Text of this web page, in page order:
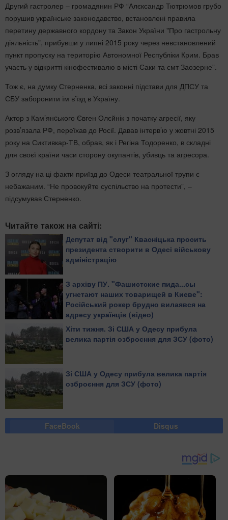
Другий гастролер – громадянин РФ “Алєксандр Тютрюмов грубо
порушив українське законодавство, встановлені правила
перетину державного кордону та Закон України "Про гастрольну
діяльність", прибувши у липні 2015 року через невстановлений
пункт пропуску на територію Автономної Республіки Крим. Брав
участь у відкритті кінофестивалю в місті Саки та смт Заозерне”.
Тож є, на думку Стерненка, всі законні підстави для ДПСУ та
СБУ заборонити їм в’їзд в Україну.
Актор з Кам’янcького Євген Олєйнік з початку агресії, яку
розв’язала РФ, переїхав до Росії. Давав інтерв’ю у жовтні 2015
року на Сиктивкар-ТВ, обрав, як і Регіна Тодоренко, в складні
для своєї країни часи сторону окупантів, убивць та агресора.
З огляду на ці факти приїзд до Одеси театральної трупи є
небажаним. “Не провокуйте суспільство на протести”, –
підсумував Стерненко.
Читайте також на сайті:
Депутат від "слуг" Квасніцька просить
президента створити в Одесі військову
адміністрацію
З архіву ПУ. "Фашистские пида...сы
угнетают наших товарищей в Киеве":
Російський рокер брудно вилаявся на
адресу українців (відео)
Хіти тижня. Зі США у Одесу прибула
велика партія озброєння для ЗСУ (фото)
Зі США у Одесу прибула велика партія
озброєння для ЗСУ (фото)
FaceBook Disqus